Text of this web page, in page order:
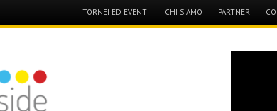
Menu
Skip
to
TORNEI ED EVENTI CHI SIAMO PARTNER